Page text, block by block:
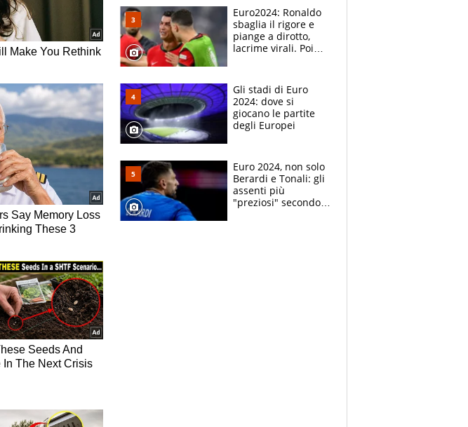
Euro2024: Ronaldo
sbaglia il rigore e
piange a dirotto,
lacrime virali. Poi
Costa
Gli stadi di Euro
2024: dove si
giocano le partite
degli Europei
Euro 2024, non solo
Berardi e Tonali: gli
assenti più
"preziosi" secondo